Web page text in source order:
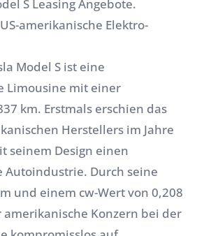
S Leasing Angebote.
amerikanische Elektro-
Model S ist eine
Limousine mit einer
km. Erstmals erschien das
Herstellers im Jahre
seinem Design einen
Durch seine
und einem cw-Wert von 0,208
amerikanische Konzern bei der